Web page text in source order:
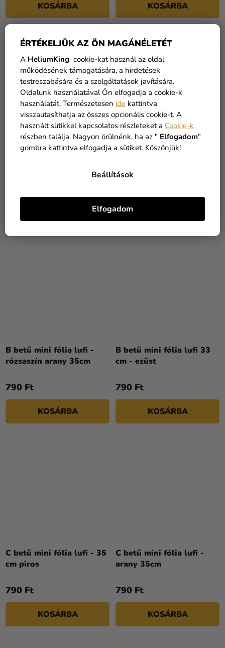
ÉRTÉKELJÜK AZ ÖN MAGÁNÉLETÉT
A HeliumKing cookie-kat használ az oldal
működésének támogatására, a hirdetések
testreszabására és a szolgáltatások javítására.
Oldalunk használatával Ön elfogadja a cookie-k
használatát. Természetesen ide kattintva
visszautasíthatja az összes opcionális cookie-t. A
használt sütikkel kapcsolatos részleteket a Cookie-k
részben találja. Nagyon örülnénk, ha az " Elfogadom"
gombra kattintva elfogadja a sütiket. Köszönjük!
Beállítások
Elfogadom
KOSÁRBA KOSÁRBA
B betű mini fólia lufi -
KIÁRUSÍTÁS
B betű mini fólia lufi -
390 Ft
B betű mini fólia lufi -
rózsaszín arany 35cm
790 Ft
KOSÁRBA
B betű mini fólia lufi 33
cm - ezüst
790 Ft
KOSÁRBA
C betű mini fólia lufi - 35
cm piros
790 Ft
KOSÁRBA
C betű mini fólia lufi -
arany 35cm
790 Ft
KOSÁRBA